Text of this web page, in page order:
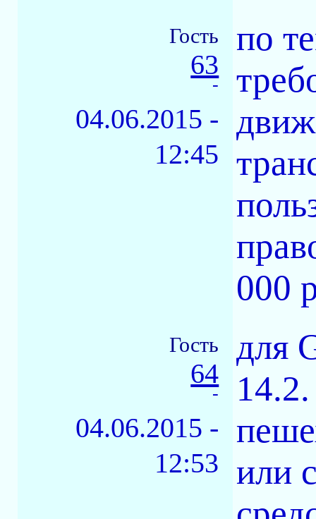
Гость
63
-
04.06.2015 -
12:45
по
000
Гость
64
-
04.06.2015 -
12:53
для
или